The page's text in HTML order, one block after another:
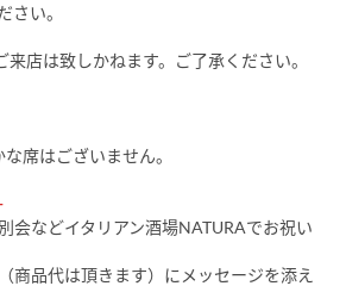
さい。
店は致しかねます。ご了承ください。
席はございません。
会などイタリアン酒場NATURAでお祝い
商品代は頂きます）にメッセージを添え